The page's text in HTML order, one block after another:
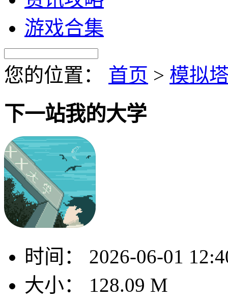
游戏合集
您的位置： 首页 > 模拟
下一站我的大学
时间：
2026-06-01
大小：
128.09 M